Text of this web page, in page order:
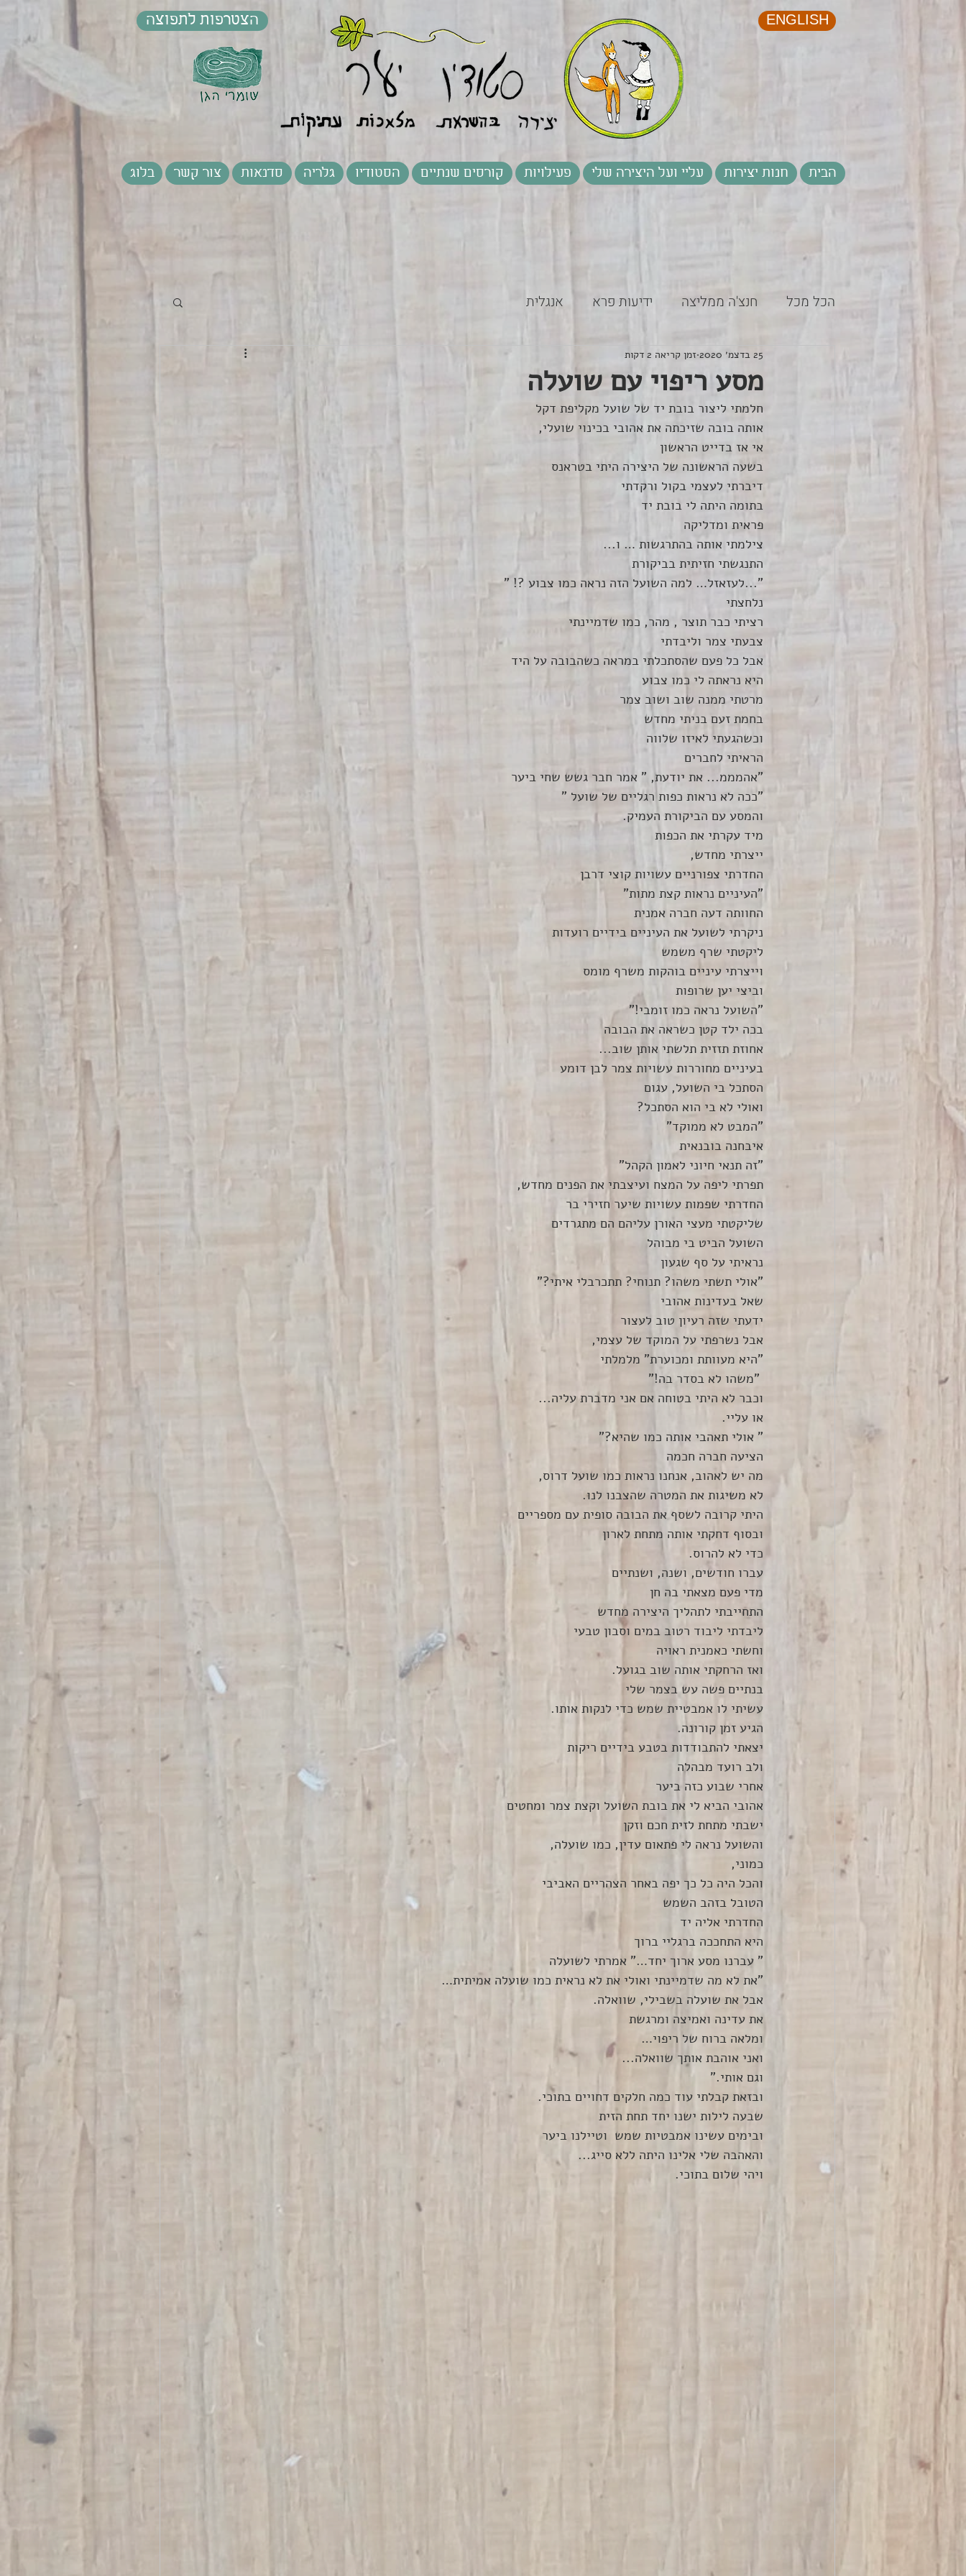
הצטרפות לתפוצה ENGLISH
הבית חנות יצירות עליי ועל היצירה שלי פעילויות קורסים שנתיים הסטודיו גלריה סדנאות צור קשר בלוג
הכל מכל חנצ'ה ממליצה ידיעות פרא אנגלית
מסע ריפוי עם שועלה
25 בדצמ׳ 2020 זמן קריאה 2 דקות
חלמתי ליצור בובת יד של שועל מקליפת דקל
אותה בובה שזיכתה את אהובי בכינוי שועלי,
אי אז בדייט הראשון
בשעה הראשונה של היצירה היתי בטראנס
דיברתי לעצמי בקול ורקדתי
בתומה היתה לי בובת יד
פראית ומדליקה
צילמתי אותה בהתרגשות … ו...
התנגשתי חזיתית בביקורת
"...לעזאזל… למה השועל הזה נראה כמו צבוע ?! "
נלחצתי
רציתי כבר תוצר , מהר, כמו שדמיינתי
צבעתי צמר וליבדתי
אבל כל פעם שהסתכלתי במראה כשהבובה על היד
היא נראתה לי כמו צבוע
מרטתי ממנה שוב ושוב צמר
בחמת זעם בניתי מחדש
וכשהגעתי לאיזו שלווה
הראיתי לחברים
"אהמממ... את יודעת, " אמר חבר גשש שחי ביער
"ככה לא נראות כפות רגליים של שועל "
והמסע עם הביקורת העמיק.
מיד עקרתי את הכפות
ייצרתי מחדש,
החדרתי צפורניים עשויות קוצי דרבן
"העיניים נראות קצת מתות"
החוותה דעה חברה אמנית
ניקרתי לשועל את העיניים בידיים רועדות
ליקטתי שרף משמש
וייצרתי עיניים בוהקות משרף מומס
וביצי יען שרופות
"השועל נראה כמו זומבי!"
בכה ילד קטן כשראה את הבובה
אחוזת תזזית תלשתי אותן שוב...
בעיניים מחוררות עשויות צמר לבן דומע
הסתכל בי השועל, עגום
ואולי לא בי הוא הסתכל?
"המבט לא ממוקד"
איבחנה בובנאית
"זה תנאי חיוני לאמון הקהל"
תפרתי ליפה על המצח ועיצבתי את הפנים מחדש,
החדרתי שפמות עשויות שיער חזירי בר
שליקטתי מעצי האורן עליהם הם מתגרדים
השועל הביט בי מבוהל
נראיתי על סף שגעון
"אולי תשתי משהו? תנוחי? תתכרבלי איתי?"
שאל בעדינות אהובי
ידעתי שזה רעיון טוב לעצור
אבל נשרפתי על המוקד של עצמי,
"היא מעוותת ומכוערת" מלמלתי
וכבר לא היתי בטוחה אם אני מדברת עליה...
או עליי.
" אולי תאהבי אותה כמו שהיא?"
הציעה חברה חכמה
מה יש לאהוב, אנחנו נראות כמו שועל דרוס,
לא משיגות את המטרה שהצבנו לנו.
היתי קרובה לשסף את הבובה סופית עם מספריים
ובסוף דחקתי אותה מתחת לארון
כדי לא להרוס.
עברו חודשים, ושנה, ושנתיים
מדי פעם מצאתי בה חן
התחייבתי לתהליך היצירה מחדש
ליבדתי ליבוד רטוב במים וסבון טבעי
וחשתי כאמנית ראויה
ואז הרחקתי אותה שוב בגועל.
בנתיים פשה עש בצמר שלי
עשיתי לו אמבטיית שמש כדי לנקות אותו.
הגיע זמן קורונה.
יצאתי להתבודדות בטבע בידיים ריקות
ולב רועד מבהלה
אחרי שבוע כזה ביער
אהובי הביא לי את בובת השועל וקצת צמר ומחטים
ישבתי מתחת לזית חכם וזקן
והשועל נראה לי פתאום עדין, כמו שועלה,
כמוני,
והכל היה כל כך יפה באחר הצהריים האביבי
הטובל בזהב השמש
החדרתי אליה יד
היא התחככה ברגליי ברוך
" עברנו מסע ארוך יחד…" אמרתי לשועלה
"את לא מה שדמיינתי ואולי את לא נראית כמו שועלה אמיתית…
אבל את שועלה בשבילי, שוואלה.
את עדינה ואמיצה ומרגשת
ומלאה ברוח של ריפוי…
ואני אוהבת אותך שוואלה...
וגם אותי."
ובזאת קבלתי עוד כמה חלקים דחויים בתוכי.
שבעה לילות ישנו יחד תחת הזית
ובימים עשינו אמבטיות שמש  וטיילנו ביער
והאהבה שלי אלינו היתה ללא סייג...
ויהי שלום בתוכי.